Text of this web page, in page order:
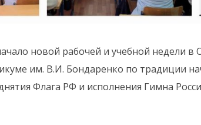
новой рабочей и учебной недели в
им. В.И. Бондаренко по традиции
Флага РФ и исполнения Гимна